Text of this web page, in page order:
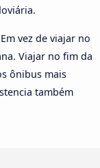
vez de viajar no
Viajar no fim da
ônibus mais
também